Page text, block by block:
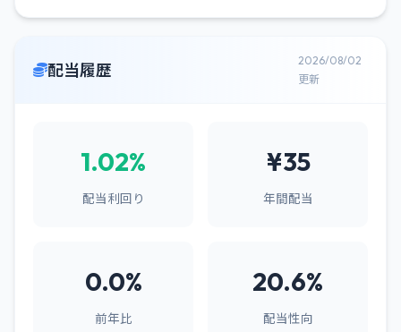
配当履歴
2026/08/02
更新
1.02%
配当利回り
¥35
年間配当
0.0%
前年比
20.6%
配当性向